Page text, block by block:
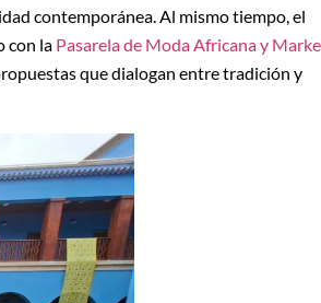
contemporánea. Al mismo tiempo, el
con la Pasarela de Moda Africana y
que dialogan entre tradición y